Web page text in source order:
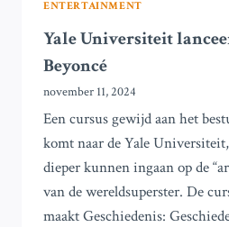
ENTERTAINMENT
Yale Universiteit
Beyoncé
november 11, 2024
Een cursus gewijd aan het
komt naar de Yale
dieper kunnen ingaan op de
van de wereldsuperster. De
maakt Geschiedenis: